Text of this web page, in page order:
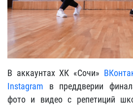
В аккаунтах ХК «Сочи»
Instagram в преддверии
фото и видео с репетиций